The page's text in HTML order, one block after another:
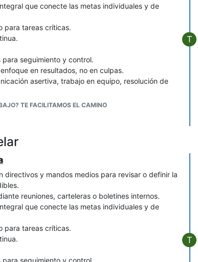
que conecte las metas individuales y de
para tareas críticas.
seguimiento y control.
en resultados, no en culpas.
asertiva, trabajo en equipo, resolución de
no la competencia interna.
TE FACILITAMOS EL CAMINO
T
directivos y mandos medios para revisar o definir la
reuniones, carteleras o boletines internos.
que conecte las metas individuales y de
para tareas críticas.
seguimiento y control.
T